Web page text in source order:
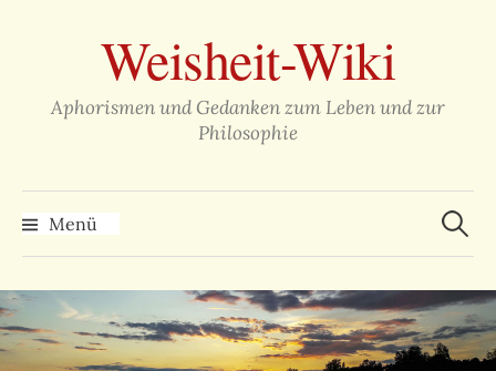
überspringenWeisheit-Wiki
Aphorismen und Gedanken zum Leben und zur
Philosophie
Menü
Suchen
nach: